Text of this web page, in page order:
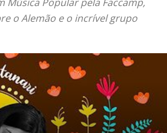
o Alemão e o incrível grupo